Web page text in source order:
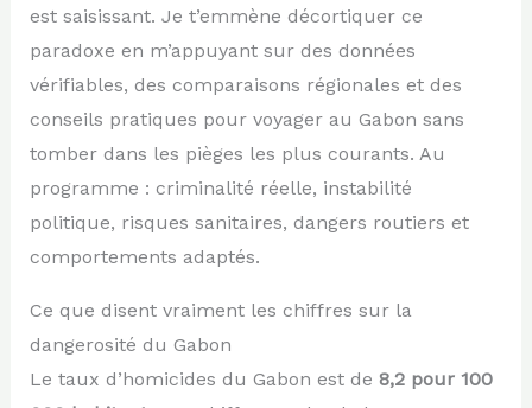
est saisissant. Je t’emmène décortiquer ce
paradoxe en m’appuyant sur des données
vérifiables, des comparaisons régionales et des
conseils pratiques pour voyager au Gabon sans
tomber dans les pièges les plus courants. Au
programme : criminalité réelle, instabilité
politique, risques sanitaires, dangers routiers et
comportements adaptés.
Ce que disent vraiment les chiffres sur la
dangerosité du Gabon
Le taux d’homicides du Gabon est de 8,2 pour 100